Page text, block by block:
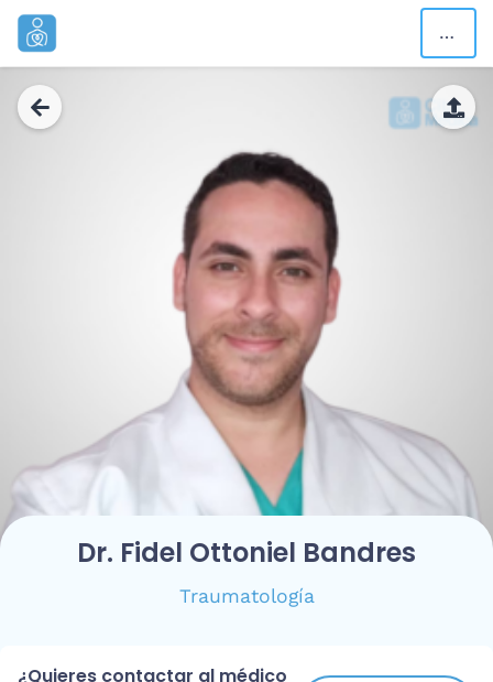
Dr. Fidel Ottoniel Bandres
Traumatología
¿Quieres contactar al médico